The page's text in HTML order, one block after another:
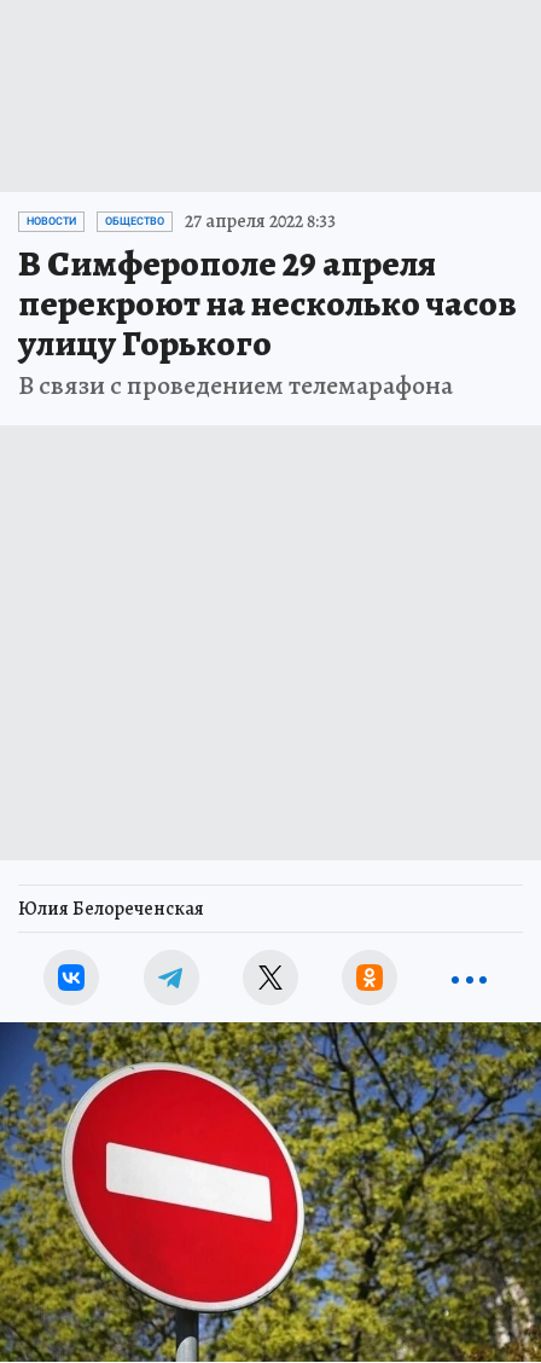
НОВОСТИ ОБЩЕСТВО 27 апреля 2022 8:33
В Симферополе 29 апреля
перекроют на несколько часов
улицу Горького
В связи с проведением телемарафона
Юлия Белореченская